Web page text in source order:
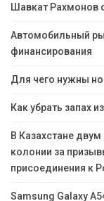
Шавкат Рахмонов
Автомобильный
финансирования
Для чего нужны
Как убрать запах
В Казахстане
колонии за
присоединения к
Samsung Galaxy